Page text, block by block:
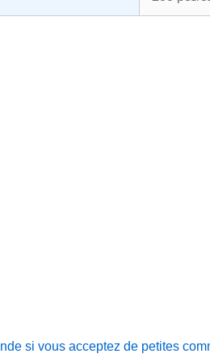
si vous acceptez de petites